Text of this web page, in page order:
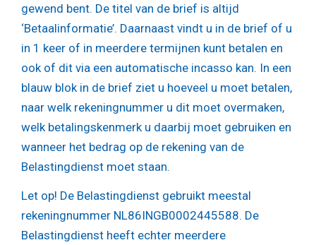
gewend bent. De titel van de brief is altijd
‘Betaalinformatie’. Daarnaast vindt u in de brief of u
in 1 keer of in meerdere termijnen kunt betalen en
ook of dit via een automatische incasso kan. In een
blauw blok in de brief ziet u hoeveel u moet betalen,
naar welk rekeningnummer u dit moet overmaken,
welk betalingskenmerk u daarbij moet gebruiken en
wanneer het bedrag op de rekening van de
Belastingdienst moet staan.
Let op! De Belastingdienst gebruikt meestal
rekeningnummer NL86INGB0002445588. De
Belastingdienst heeft echter meerdere